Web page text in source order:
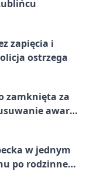
zapięcia i
ostrzega
zamknięta za
awarii
w jednym
po rodzinne